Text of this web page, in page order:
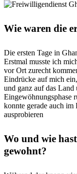
Wie waren die
Die ersten Tage in
Erstmal musste ich
vor Ort zurecht
Eindrücke auf mich
und ganz auf das Land
Eingewöhnungsphase
konnte gerade auch
ausprobieren
Wo und wie
gewohnt?